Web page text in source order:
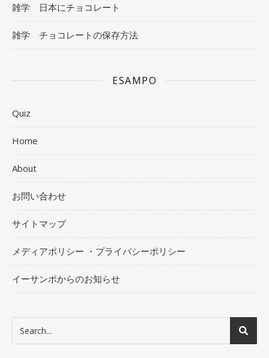
雑学 日本にチョコレート
雑学 チョコレートの保存方法
ESAMPO
Quiz
Home
About
お問い合わせ
サイトマップ
メディアポリシー ・プライバシーポリシー
イーサンポからのお知らせ